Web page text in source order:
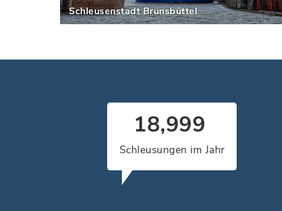
Schleusenstadt Brunsbüttel
Schleusungen im Jahr
30,000